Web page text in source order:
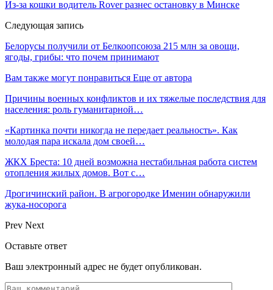
Из-за кошки водитель Rover разнес остановку в Минске
Следующая запись
Белорусы получили от Белкоопсоюза 215 млн за овощи,
ягоды, грибы: что почем принимают
Вам также могут понравиться Еще от автора
Причины военных конфликтов и их тяжелые последствия для
населения: роль гуманитарной…
«Картинка почти никогда не передает реальность». Как
молодая пара искала дом своей…
ЖКХ Бреста: 10 дней возможна нестабильная работа систем
отопления жилых домов. Вот с…
Дрогичинский район. В агрогородке Именин обнаружили
жука-носорога
Prev Next
Оставьте ответ
Ваш электронный адрес не будет опубликован.